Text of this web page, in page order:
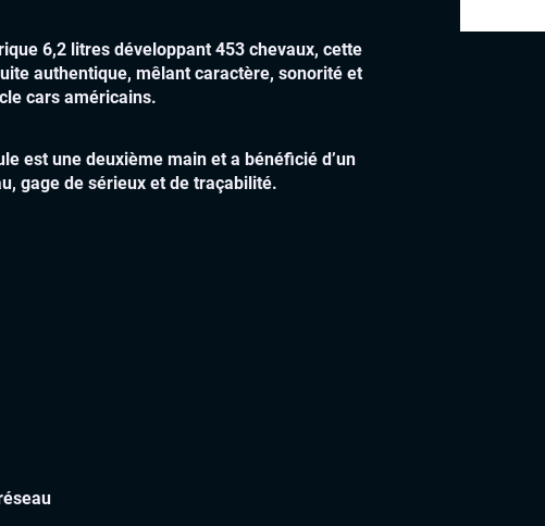
6,2 litres développant 453 chevaux, cette
authentique, mêlant caractère, sonorité et
cars américains.
est une deuxième main et a bénéficié d’un
gage de sérieux et de traçabilité.